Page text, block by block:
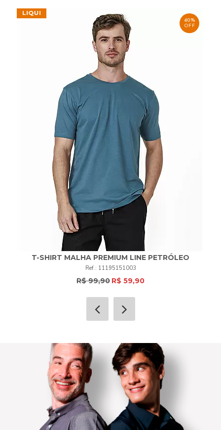
40%
OFF
T-SHIRT MALHA PREMIUM LINE PETRÓLEO
11195151003
R$ 99,90 R$ 59,90